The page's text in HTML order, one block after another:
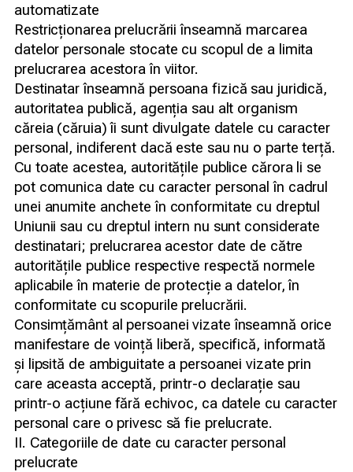
automatizate
Restricționarea prelucrării înseamnă marcarea
datelor personale stocate cu scopul de a limita
prelucrarea acestora în viitor.
Destinatar înseamnă persoana fizică sau juridică,
autoritatea publică, agenția sau alt organism
căreia (căruia) îi sunt divulgate datele cu caracter
personal, indiferent dacă este sau nu o parte terță.
Cu toate acestea, autoritățile publice cărora li se
pot comunica date cu caracter personal în cadrul
unei anumite anchete în conformitate cu dreptul
Uniunii sau cu dreptul intern nu sunt considerate
destinatari; prelucrarea acestor date de către
autoritățile publice respective respectă normele
aplicabile în materie de protecție a datelor, în
conformitate cu scopurile prelucrării.
Consimțământ al persoanei vizate înseamnă orice
manifestare de voință liberă, specifică, informată
și lipsită de ambiguitate a persoanei vizate prin
care aceasta acceptă, printr-o declarație sau
printr-o acțiune fără echivoc, ca datele cu caracter
personal care o privesc să fie prelucrate.
II. Categoriile de date cu caracter personal
prelucrate